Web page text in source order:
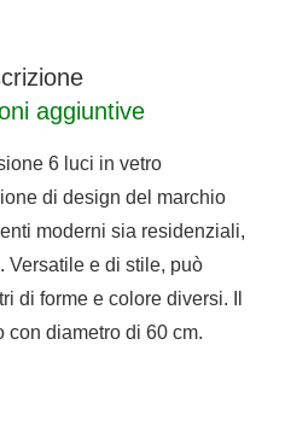
aggiuntive
6 luci in vetro
di design del marchio
moderni sia residenziali,
Versatile e di stile, può
di forme e colore diversi. Il
con diametro di 60 cm.